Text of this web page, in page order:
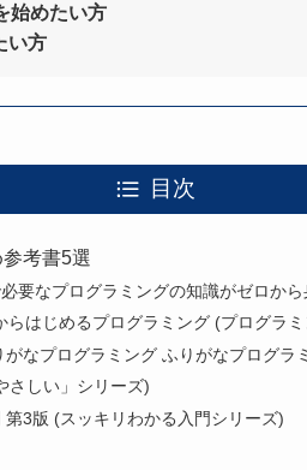
始めたい方
い方
目次
考書5選
要なプログラミングの知識がゼロか
らはじめるプログラミング (プログラ
なプログラミング ふりがなプログラ
さしい」シリーズ)
3版 (スッキリわかる入門シリーズ)